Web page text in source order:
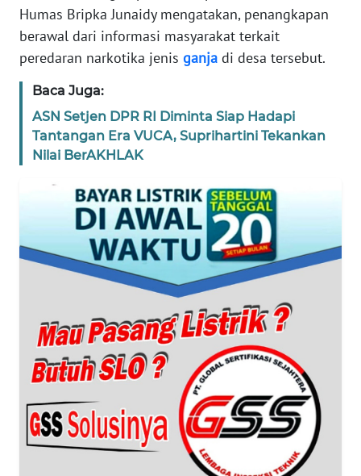
Humas Bripka Junaidy mengatakan, penangkapan
berawal dari informasi masyarakat terkait
peredaran narkotika jenis ganja di desa tersebut.
Baca Juga:
ASN Setjen DPR RI Diminta Siap Hadapi
Tantangan Era VUCA, Suprihartini Tekankan
Nilai BerAKHLAK
KARIR
Wahana
Regional
WN
WN
JAKARTA
JABAR
WN
BANTEN
WN
NTT